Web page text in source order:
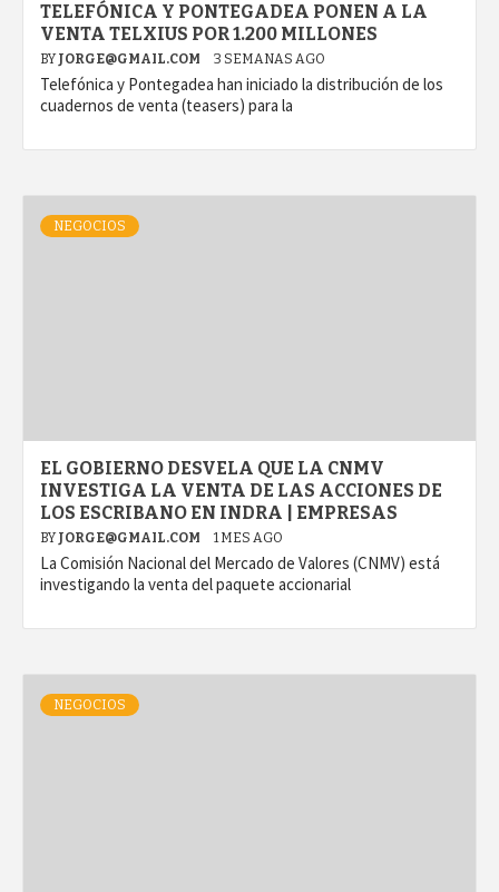
TELEFÓNICA Y PONTEGADEA PONEN A LA
VENTA TELXIUS POR 1.200 MILLONES
BY JORGE@GMAIL.COM 3 SEMANAS AGO
Telefónica y Pontegadea han iniciado la distribución de los
cuadernos de venta (teasers) para la
NEGOCIOS
EL GOBIERNO DESVELA QUE LA CNMV
INVESTIGA LA VENTA DE LAS ACCIONES DE
LOS ESCRIBANO EN INDRA | EMPRESAS
BY JORGE@GMAIL.COM 1 MES AGO
La Comisión Nacional del Mercado de Valores (CNMV) está
investigando la venta del paquete accionarial
NEGOCIOS